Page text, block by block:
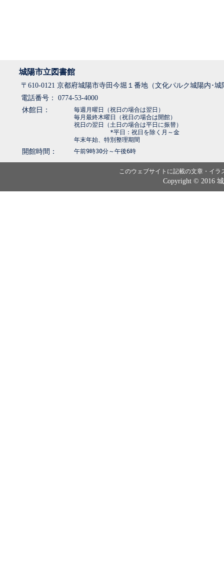
城陽市立図書館
〒610-0121 京都府城陽市寺田今堀１番地（文化パルク城陽内･
電話番号： 0774-53-4000
休館日：
毎週月曜日（祝日の場合は翌日）
毎月最終木曜日（祝日の場合は開館）
祝日の翌日（土日の場合は平日に振替）
*平日：祝日を除く月～金
年末年始、特別整理期間
開館時間： 午前9時30分～午後6時
このウェブサイトに記載の文章・イ
Copyright © 2016